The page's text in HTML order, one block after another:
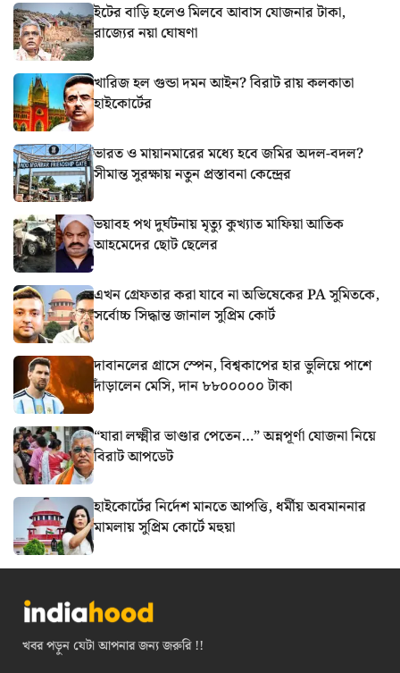
ইটের বাড়ি হলেও মিলবে আবাস যোজনার টাকা,
রাজ্যের নয়া ঘোষণা
খারিজ হল গুন্ডা দমন আইন? বিরাট রায় কলকাতা
হাইকোর্টের
ভারত ও মায়ানমারের মধ্যে হবে জমির অদল-বদল?
সীমান্ত সুরক্ষায় নতুন প্রস্তাবনা কেন্দ্রের
ভয়াবহ পথ দুর্ঘটনায় মৃত্যু কুখ্যাত মাফিয়া আতিক
আহমেদের ছোট ছেলের
এখন গ্রেফতার করা যাবে না অভিষেকের PA সুমিতকে,
সর্বোচ্চ সিদ্ধান্ত জানাল সুপ্রিম কোর্ট
দাবানলের গ্রাসে স্পেন, বিশ্বকাপের হার ভুলিয়ে পাশে
দাঁড়ালেন মেসি, দান ৮৮০০০০০ টাকা
“যারা লক্ষ্মীর ভাণ্ডার পেতেন…” অন্নপূর্ণা যোজনা নিয়ে
বিরাট আপডেট
হাইকোর্টের নির্দেশ মানতে আপত্তি, ধর্মীয় অবমাননার
মামলায় সুপ্রিম কোর্টে মহুয়া
খবর পড়ুন যেটা আপনার জন্য জরুরি !!